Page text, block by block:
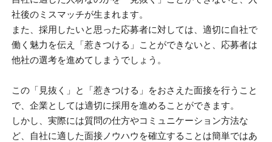
社後のミスマッチが生まれます。
また、採用したいと思った応募者に対しては、適切に自社で
働く魅力を伝え「惹きつける」ことができないと、応募者は
他社の選考を進めてしまうでしょう。
この「見抜く」と「惹きつける」をおさえた面接を行うこと
で、企業としては適切に採用を進めることができます。
しかし、実際には質問の仕方やコミュニケーション方法な
ど、自社に適した面接ノウハウを確立することは簡単ではあ